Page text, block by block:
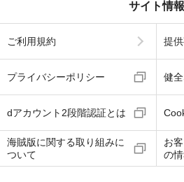
サイト情報
ご利用規約 提
プライバシーポリシー 健
dアカウント2段階認証とは
海賊版に関する取り組みに
ついて
お
の